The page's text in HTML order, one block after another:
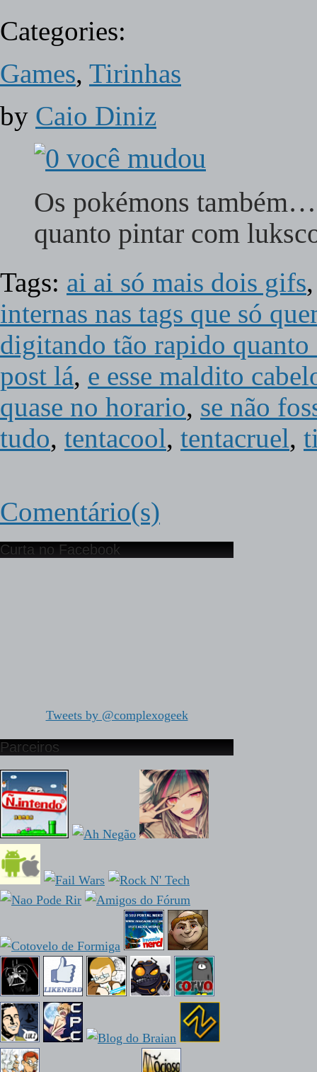
Categories:
Games, Tirinhas
by Caio Diniz
Os pokémons
quanto pintar com
Tags: ai ai só mais dois gifs
internas nas tags que só
digitando tão rapido
post lá, e esse maldito
quase no horario, se não
tudo, tentacool, tentacruel,
Comentário(s)
Curta no Facebook
Tweets by @complexogeek
Parceiros